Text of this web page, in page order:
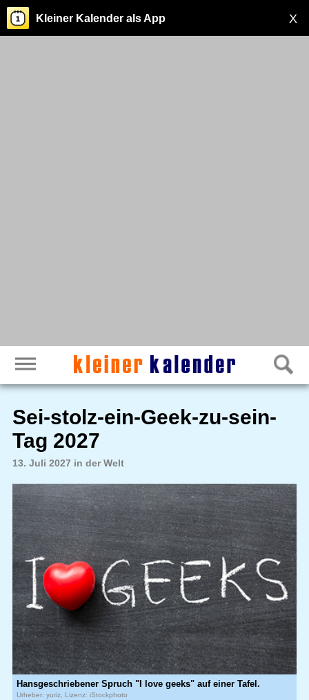
X
Kleiner Kalender als App
Sei-stolz-ein-Geek-zu-sein-
Tag 2027
13. Juli 2027 in der Welt
Hansgeschriebener Spruch "I love geeks" auf einer Tafel.
Urheber: yuriz, Lizenz: iStockphoto